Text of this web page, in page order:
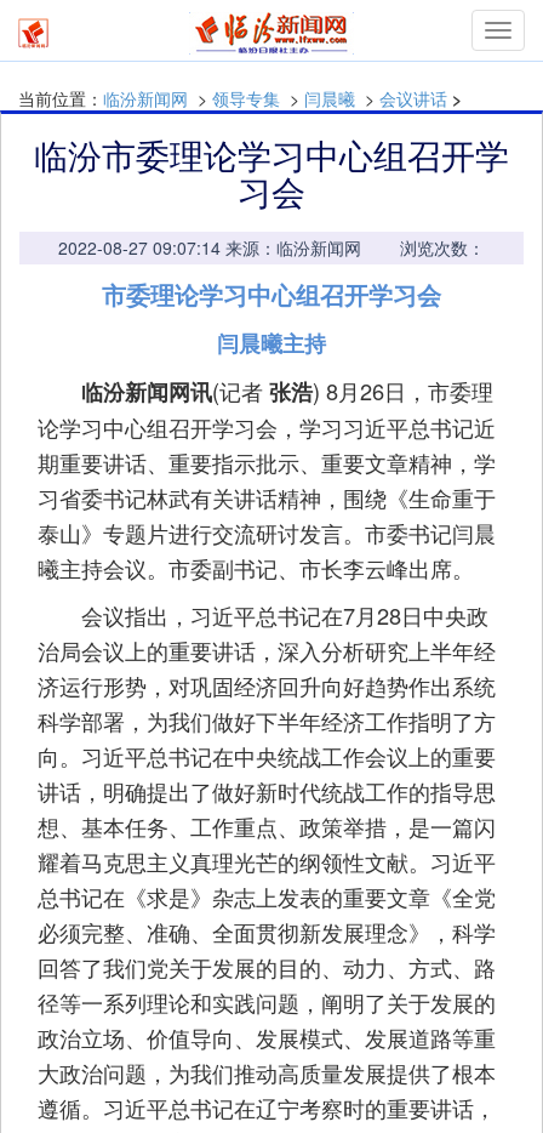
当前位置： 临汾新闻网 > 领导专集 > 闫晨曦 > 会议讲话 >
临汾市委理论学习中心组召开学
习会
2022-08-27 09:07:14 来源：临汾新闻网 浏览次数：
市委理论学习中心组召开学习会
闫晨曦主持
临汾新闻网讯(记者张浩) 8月26日，市委理
论学习中心组召开学习会，学习习近平总书记近
期重要讲话、重要指示批示、重要文章精神，学
习省委书记林武有关讲话精神，围绕《生命重于
泰山》专题片进行交流研讨发言。市委书记闫晨
曦主持会议。市委副书记、市长李云峰出席。
会议指出，习近平总书记在7月28日中央政
治局会议上的重要讲话，深入分析研究上半年经
济运行形势，对巩固经济回升向好趋势作出系统
科学部署，为我们做好下半年经济工作指明了方
向。习近平总书记在中央统战工作会议上的重要
讲话，明确提出了做好新时代统战工作的指导思
想、基本任务、工作重点、政策举措，是一篇闪
耀着马克思主义真理光芒的纲领性文献。习近平
总书记在《求是》杂志上发表的重要文章《全党
必须完整、准确、全面贯彻新发展理念》，科学
回答了我们党关于发展的目的、动力、方式、路
径等一系列理论和实践问题，阐明了关于发展的
政治立场、价值导向、发展模式、发展道路等重
大政治问题，为我们推动高质量发展提供了根本
遵循。习近平总书记在辽宁考察时的重要讲话，